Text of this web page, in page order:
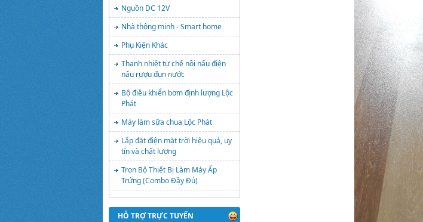
Nguồn DC 12V
Nhà thông minh - Smart home
Phụ Kiện Khác
Thanh nhiệt tự chế nồi nấu điện
nấu rượu đun nước
Bộ điều khiển bơm định lượng Lộc
Phát
Máy làm sữa chua Lộc Phát
Lắp đặt điện mặt trời hiệu quả, uy
tín và chất lượng
Trọn Bộ Thiết Bị Làm Máy Ấp
Trứng (Combo Đầy Đủ)
HỖ TRỢ TRỰC TUYẾN